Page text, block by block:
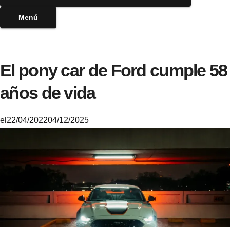
Menú
El pony car de Ford cumple 58
años de vida
el 22/04/202204/12/2025